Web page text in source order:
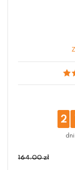
2
164.00 zł